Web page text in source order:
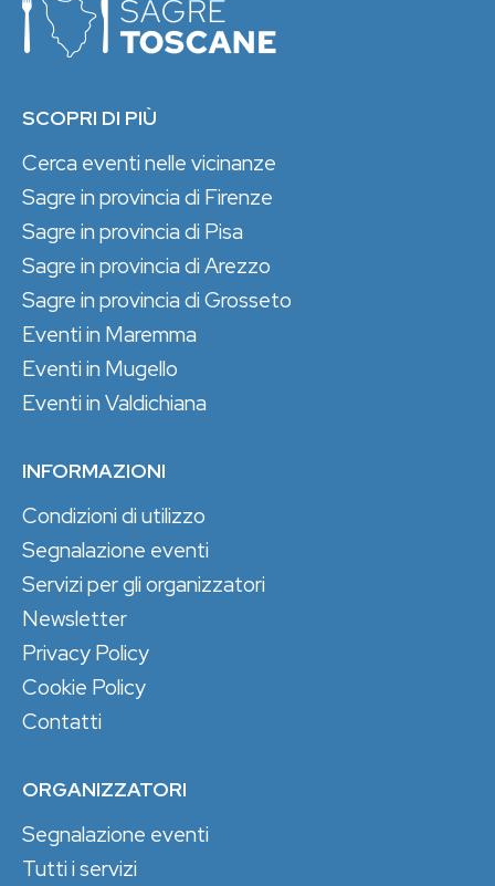
SCOPRI DI PIÙ
Cerca eventi nelle vicinanze
Sagre in provincia di Firenze
Sagre in provincia di Pisa
Sagre in provincia di Arezzo
Sagre in provincia di Grosseto
Eventi in Maremma
Eventi in Mugello
Eventi in Valdichiana
INFORMAZIONI
Condizioni di utilizzo
Segnalazione eventi
Servizi per gli organizzatori
Newsletter
Privacy Policy
Cookie Policy
Contatti
ORGANIZZATORI
Segnalazione eventi
Tutti i servizi